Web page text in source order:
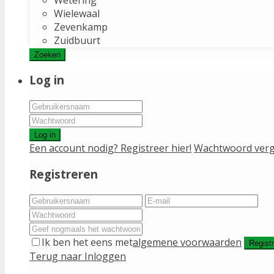
Wielewaal
Zevenkamp
Zuidbuurt
Zoeken
Log in
Log in
Een account nodig? Registreer hier! Wachtwoord
Registreren
Ik ben het eens metalgemene voorwaarden
Terug naar Inloggen